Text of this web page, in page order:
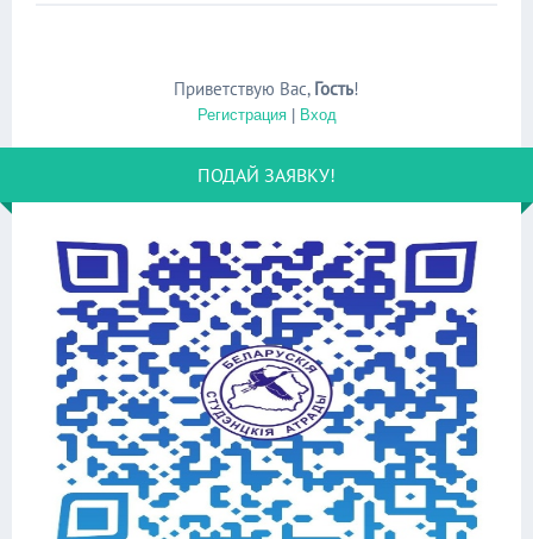
Приветствую Вас, Гость!
Регистрация| Вход
ПОДАЙ ЗАЯВКУ!